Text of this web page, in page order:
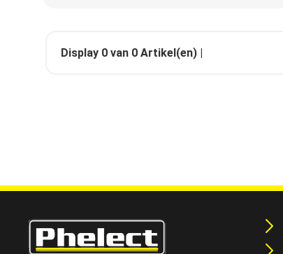
Display 0 van 0 Artikel(en) |